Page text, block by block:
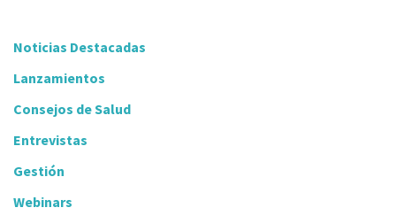
Noticias Destacadas
Lanzamientos
Consejos de Salud
Entrevistas
Gestión
Webinars